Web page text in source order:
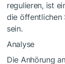
regulieren, ist
die öffentlichen
sein.
Analyse
Die Anhörung